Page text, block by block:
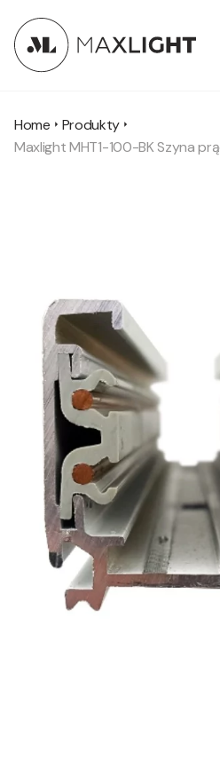
Home
Produkty
Maxlight MHT1-100-BK Szyna